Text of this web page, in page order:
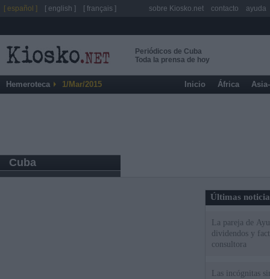
Periódicos de Cuba
Toda la prensa de hoy
Hemeroteca 1/Mar/2015 Inicio África
Cuba
Últimas
La pareja de
dividendos y
consultora
Las incógnitas
[ español ] [ english ] [ français ] sobre Kiosko.net contacto ayuda